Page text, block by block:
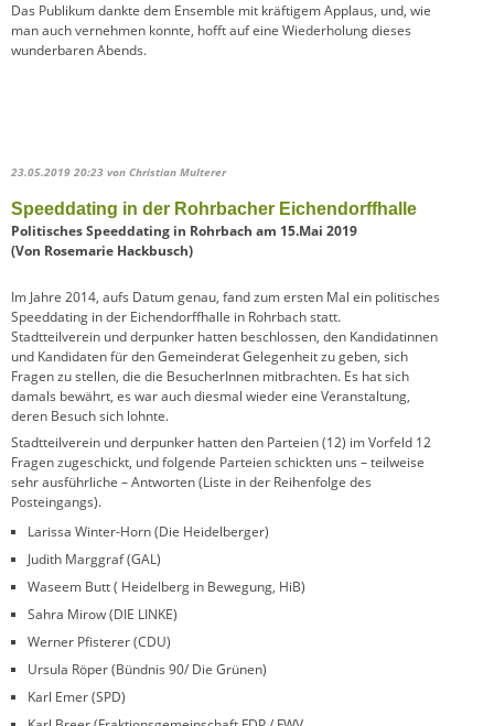
Das Publikum dankte dem Ensemble mit kräftigem Applaus, und, wie
man auch vernehmen konnte, hofft auf eine Wiederholung dieses
wunderbaren Abends.
23.05.2019 20:23 von Christian Multerer
Speeddating in der Rohrbacher Eichendorffhalle
Politisches Speeddating in Rohrbach am 15.Mai 2019
(Von Rosemarie Hackbusch)
Im Jahre 2014, aufs Datum genau, fand zum ersten Mal ein politisches
Speeddating in der Eichendorffhalle in Rohrbach statt.
Stadtteilverein und derpunker hatten beschlossen, den Kandidatinnen
und Kandidaten für den Gemeinderat Gelegenheit zu geben, sich
Fragen zu stellen, die die BesucherInnen mitbrachten. Es hat sich
damals bewährt, es war auch diesmal wieder eine Veranstaltung,
deren Besuch sich lohnte.
Stadtteilverein und derpunker hatten den Parteien (12) im Vorfeld 12
Fragen zugeschickt, und folgende Parteien schickten uns – teilweise
sehr ausführliche – Antworten (Liste in der Reihenfolge des
Posteingangs).
Larissa Winter-Horn (Die Heidelberger)
Judith Marggraf (GAL)
Waseem Butt ( Heidelberg in Bewegung, HiB)
Sahra Mirow (DIE LINKE)
Werner Pfisterer (CDU)
Ursula Röper (Bündnis 90/ Die Grünen)
Karl Emer (SPD)